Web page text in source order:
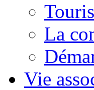
La
Vie